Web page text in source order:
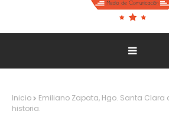
Inicio
Emiliano Zapata, Hgo. Santa Clara
historia.